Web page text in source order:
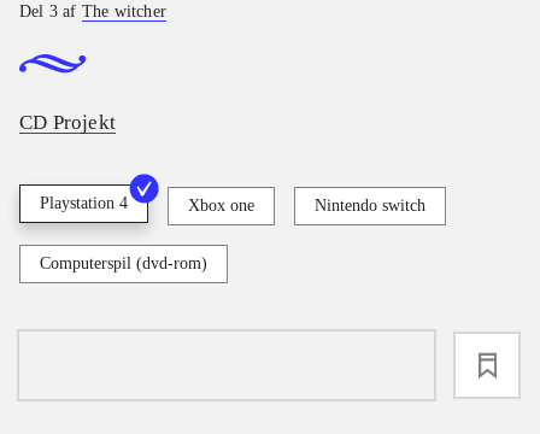
Del 3 af The witcher
CD Projekt
Playstation 4 Xbox one Nintendo switch
Computerspil (dvd-rom)